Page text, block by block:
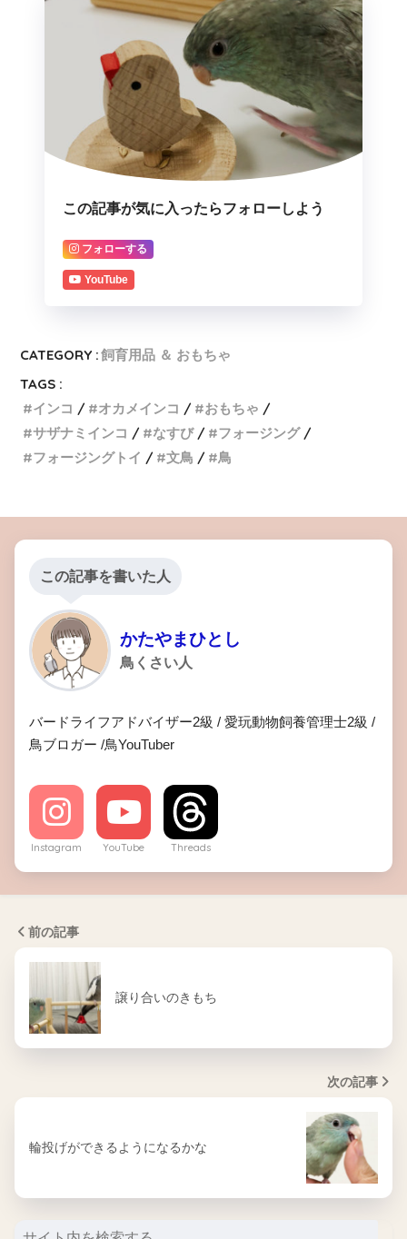
この記事が気に入ったらフォローしよう
フォローする
YouTube
CATEGORY :飼育用品 ＆ おもちゃ
TAGS :
インコ
オカメインコ
おもちゃ
サザナミインコ
なすび
フォージング
フォージングトイ
文鳥 鳥
この記事を書いた人
かたやまひとし
鳥くさい人
バードライフアドバイザー2級 / 愛玩動物飼養管理士2級 /
鳥ブロガー /鳥YouTuber
Instagram YouTube Threads
前の記事
譲り合いのきもち
次の記事
輪投げができるようになるかな